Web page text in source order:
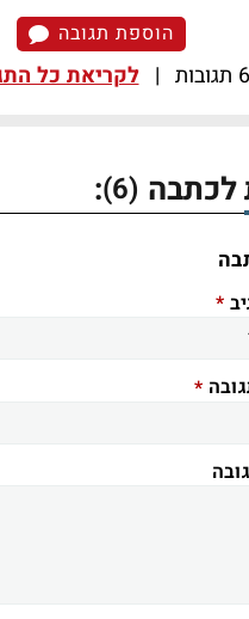
הוספת תגובה
6 תגובות | לקריאת כל
לכתבה (6)
:
*
*